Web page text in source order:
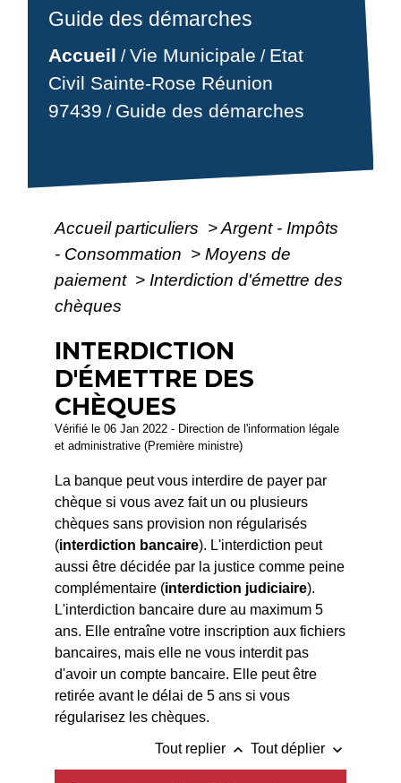
Guide des démarches
Accueil /Vie Municipale / Etat
Civil Sainte-Rose Réunion
97439 / Guide des démarches
Accueil particuliers >Argent - Impôts
- Consommation > Moyens de
paiement > Interdiction d'émettre des
chèques
INTERDICTION
D'ÉMETTRE DES
CHÈQUES
Vérifié le 06 Jan 2022 - Direction de l'information légale
et administrative (Première ministre)
La banque peut vous interdire de payer par
chèque si vous avez fait un ou plusieurs
chèques sans provision non régularisés
(interdiction bancaire). L'interdiction peut
aussi être décidée par la justice comme peine
complémentaire (interdiction judiciaire).
L'interdiction bancaire dure au maximum 5
ans. Elle entraîne votre inscription aux fichiers
bancaires, mais elle ne vous interdit pas
d'avoir un compte bancaire. Elle peut être
retirée avant le délai de 5 ans si vous
régularisez les chèques.
Tout replier keyboard_arrow_up Tout déplier keyboard_arrow_down